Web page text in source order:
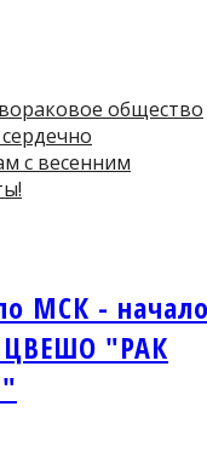
общество
сердечно
с весенним
МСК -
ЦВЕШО "РАК